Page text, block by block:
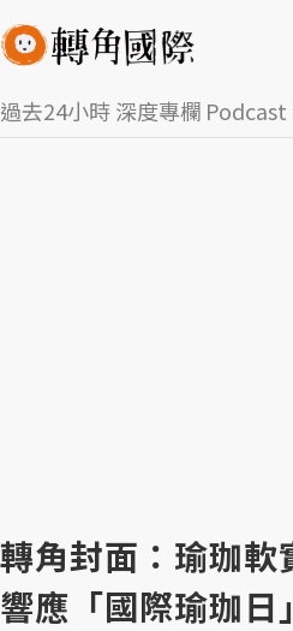
過去24小時深度專欄 Podcast
轉角封面：瑜珈軟
響應「國際瑜珈日」